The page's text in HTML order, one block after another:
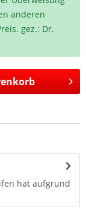
anderen
gez.: Dr.
hat aufgrund